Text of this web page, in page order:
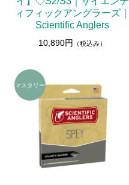
ィフィックアングラーズ｜
Scientific Anglers
10,890円 （税込み）